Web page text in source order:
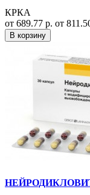
КРКА
от 689.77 р. от
В корзину